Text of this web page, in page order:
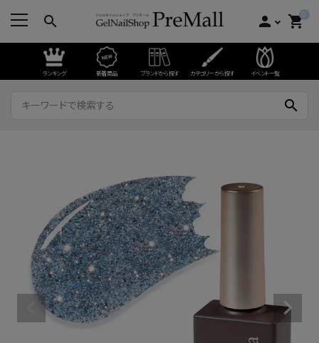
search person 0
shopping_cart
ランキング 新着商品 ブランドから探す カテゴリーから探す イベント一覧
search